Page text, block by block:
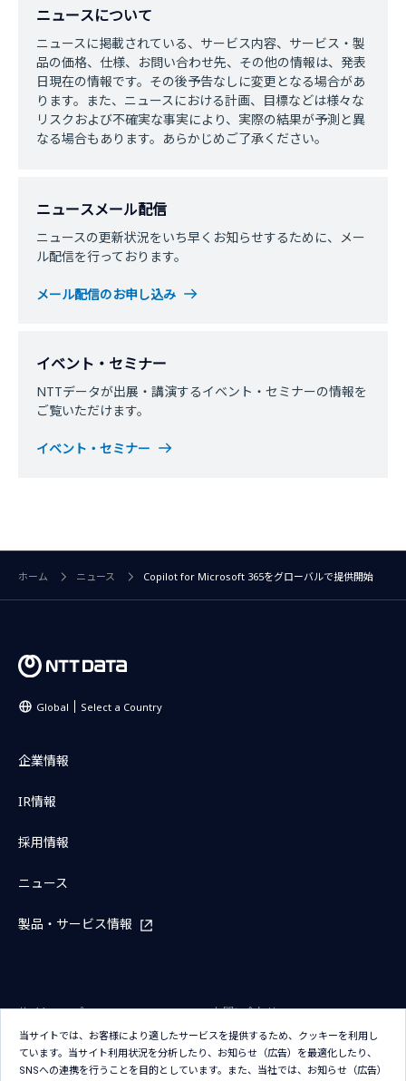
ニュースについて
ニュースに掲載されている、サービス内容、サービス・製
品の価格、仕様、お問い合わせ先、その他の情報は、発表
日現在の情報です。その後予告なしに変更となる場合があ
ります。また、ニュースにおける計画、目標などは様々な
リスクおよび不確実な事実により、実際の結果が予測と異
なる場合もあります。あらかじめご了承ください。
ニュースメール配信
ニュースの更新状況をいち早くお知らせするために、メー
ル配信を行っております。
メール配信のお申し込み
イベント・セミナー
NTTデータが出展・講演するイベント・セミナーの情報を
ご覧いただけます。
イベント・セミナー
ホーム ニュース Copilot for Microsoft 365をグローバルで提供開始
Global Select a Country
企業情報
IR情報
採用情報
ニュース
製品・サービス情報
サイトマップ
お問い合わせ
サイトのご利用条件
プライバシーポリシー
アクセシビリティポリシー
クッキー（Cookie）ポリシー
当サイトでは、お客様により適したサービスを提供するため、クッキーを利用し
ています。当サイト利用状況を分析したり、お知らせ（広告）を最適化したり、
SNSへの連携を行うことを目的としています。また、当社では、お知らせ（広告）